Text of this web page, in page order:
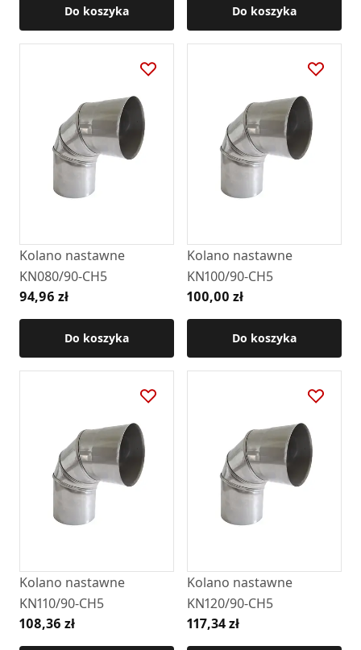
Do koszyka Do koszyka
Kolano nastawne
KN080/90-CH5
94,96 zł
Do koszyka
Kolano nastawne
KN100/90-CH5
100,00 zł
Do koszyka
Kolano nastawne
KN110/90-CH5
108,36 zł
Kolano nastawne
KN120/90-CH5
117,34 zł